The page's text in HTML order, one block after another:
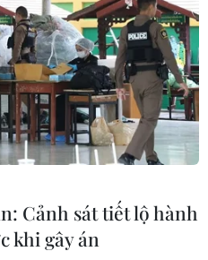
Tiên
Triều Tiên
Cảnh sát tiết lộ hành
khi gây án